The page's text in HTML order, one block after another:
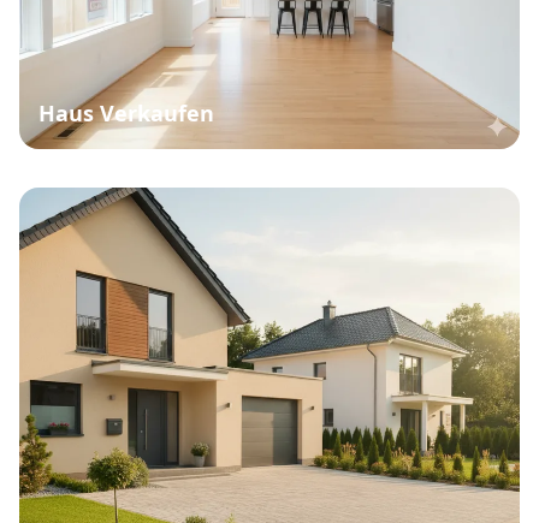
Haus Verkaufen